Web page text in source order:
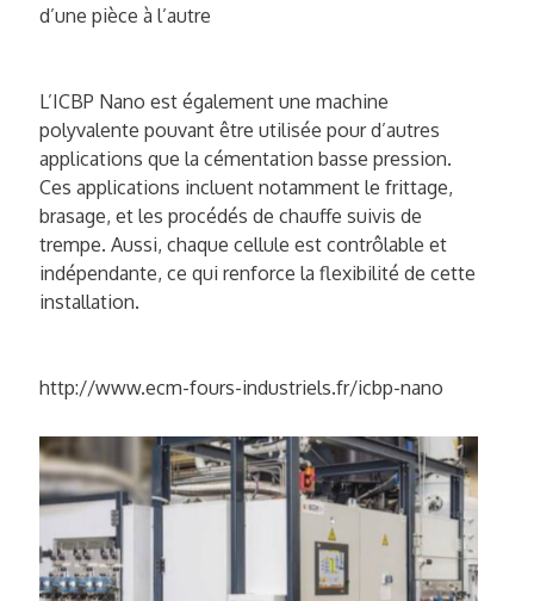
d’une pièce à l’autre
L’ICBP Nano est également une machine
polyvalente pouvant être utilisée pour d’autres
applications que la cémentation basse pression.
Ces applications incluent notamment le frittage,
brasage, et les procédés de chauffe suivis de
trempe. Aussi, chaque cellule est contrôlable et
indépendante, ce qui renforce la flexibilité de cette
installation.
http://www.ecm-fours-industriels.fr/icbp-nano